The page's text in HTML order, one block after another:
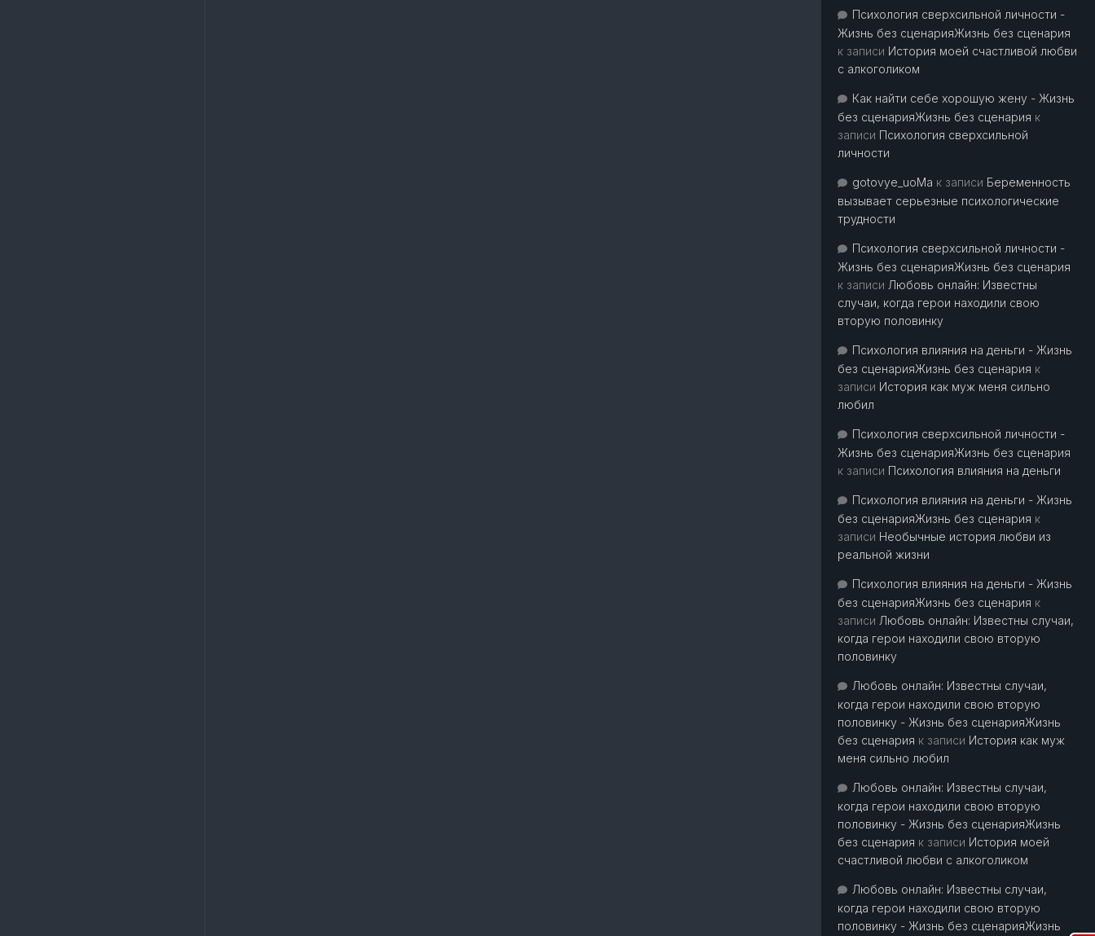
Психология сверхсильной личности -
Жизнь без сценарияЖизнь без сценария
к записи История моей счастливой любви
с алкоголиком
Как найти себе хорошую жену - Жизнь
без сценарияЖизнь без сценария к
записи Психология сверхсильной
личности
gotovye_uoMa к записи Беременность
вызывает серьезные психологические
трудности
Психология сверхсильной личности -
Жизнь без сценарияЖизнь без сценария
к записи Любовь онлайн: Известны
случаи, когда герои находили свою
вторую половинку
Психология влияния на деньги - Жизнь
без сценарияЖизнь без сценария к
записи История как муж меня сильно
любил
Психология сверхсильной личности -
Жизнь без сценарияЖизнь без сценария
к записи Психология влияния на деньги
Психология влияния на деньги - Жизнь
без сценарияЖизнь без сценария к
записи Необычные история любви из
реальной жизни
Психология влияния на деньги - Жизнь
без сценарияЖизнь без сценария к
записи Любовь онлайн: Известны случаи,
когда герои находили свою вторую
половинку
Любовь онлайн: Известны случаи,
когда герои находили свою вторую
половинку - Жизнь без сценарияЖизнь
без сценария к записи История как муж
меня сильно любил
Любовь онлайн: Известны случаи,
когда герои находили свою вторую
половинку - Жизнь без сценарияЖизнь
без сценария к записи История моей
счастливой любви с алкоголиком
Любовь онлайн: Известны случаи,
когда герои находили свою вторую
половинку - Жизнь без сценарияЖизнь